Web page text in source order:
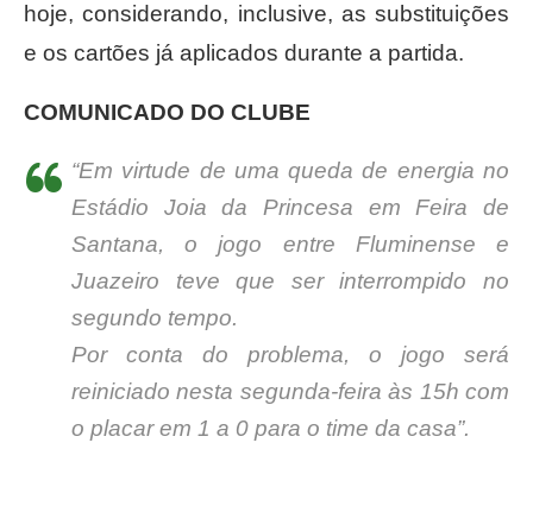
hoje, considerando, inclusive, as substituições
e os cartões já aplicados durante a partida.
COMUNICADO DO CLUBE
“Em virtude de uma queda de energia no
Estádio Joia da Princesa em Feira de
Santana, o jogo entre Fluminense e
Juazeiro teve que ser interrompido no
segundo tempo.
Por conta do problema, o jogo será
reiniciado nesta segunda-feira às 15h com
o placar em 1 a 0 para o time da casa”.